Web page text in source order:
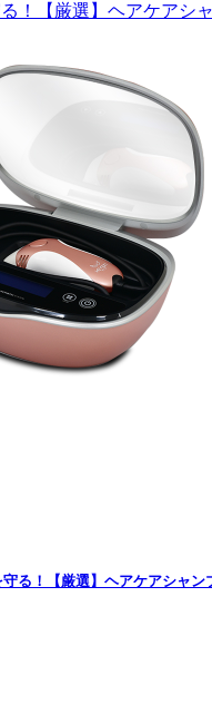
！【厳選】ヘアケアシ
守る！【厳選】ヘアケアシャ